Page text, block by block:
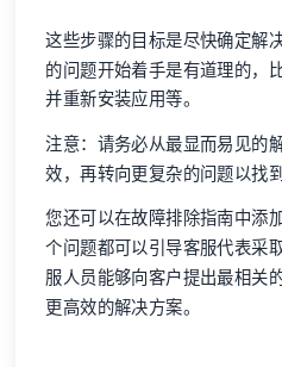
这些步骤的目标是尽快确定解
的问题开始着手是有道理的，
并重新安装应用等。
注意：请务必从最显而易见的
效，再转向更复杂的问题以找
您还可以在故障排除指南中添
个问题都可以引导客服代表采
服人员能够向客户提出最相关
更高效的解决方案。